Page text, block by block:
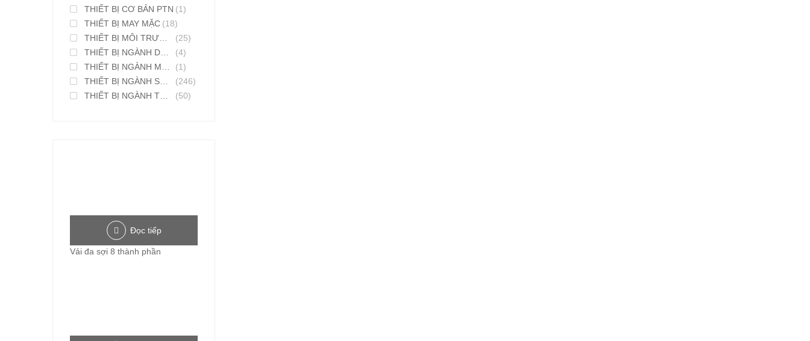
THIẾT BỊ CƠ BẢN PTN (1)
THIẾT BỊ MAY MẶC (18)
THIẾT BỊ MÔI TRƯỜNG
(25)
THIẾT BỊ NGÀNH DƯỢC PHẨM
(4)
THIẾT BỊ NGÀNH MỸ PHẨM
(1)
THIẾT BỊ NGÀNH SƠN MỰC IN
(246)
THIẾT BỊ NGÀNH THỰC PHẨM
(50)
Đọc tiếp
Vải đa sợi 8 thành phần